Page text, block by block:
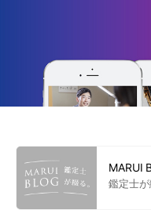
MARUI
鑑定士が